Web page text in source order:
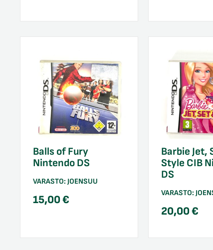
Balls of Fury
Nintendo DS
VARASTO: JOENSUU
15,00€
Barbie Jet,
Style CIB
DS
VARASTO:
20,00€